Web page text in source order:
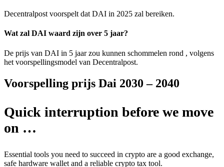
Decentralpost voorspelt dat DAI in 2025 zal bereiken.
Wat zal DAI waard zijn over 5 jaar?
De prijs van DAI in 5 jaar zou kunnen schommelen rond , volgens
het voorspellingsmodel van Decentralpost.
Voorspelling prijs Dai 2030 – 2040
Quick interruption before we move
on …
Essential tools you need to succeed in crypto are a good exchange,
safe hardware wallet and a reliable crypto tax tool.